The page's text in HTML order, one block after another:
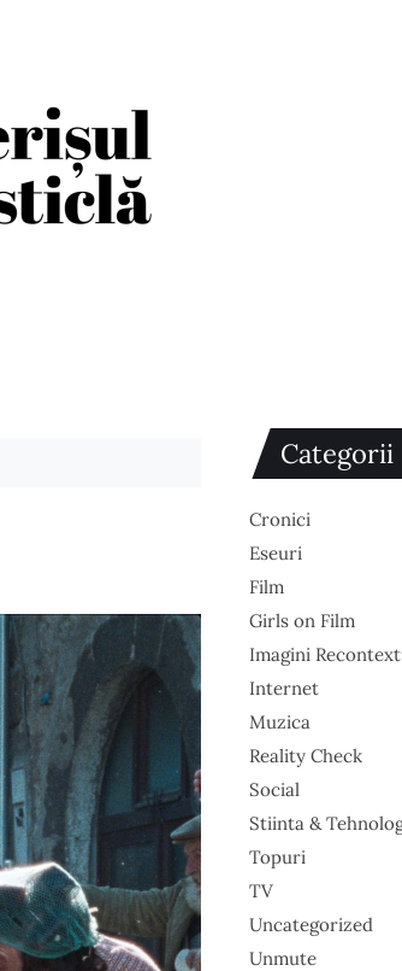
Categorii
Cronici
Eseuri
Film
Girls on Film
Imagini
Internet
Muzica
Reality Check
Social
Stiinta &
Topuri
TV
Uncategorized
Unmute